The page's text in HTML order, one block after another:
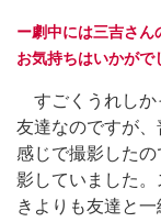
ー劇中には三吉さん
お気持ちはいかがで
すごくうれしか
友達なのですが
感じで撮影した
影していました
きよりも友達と